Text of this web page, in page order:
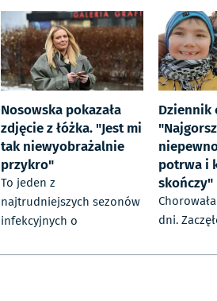
Nosowska pokazała
zdjęcie z łóżka. "Jest mi
tak niewyobrażalnie
przykro"
To jeden z
najtrudniejszych sezonów
infekcyjnych o
Dziennik
potrwa i
skończy"
dni.